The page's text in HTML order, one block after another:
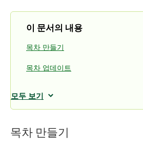
이 문서의 내용
목차 만들기
목차 업데이트
모두 보기
목차 만들기